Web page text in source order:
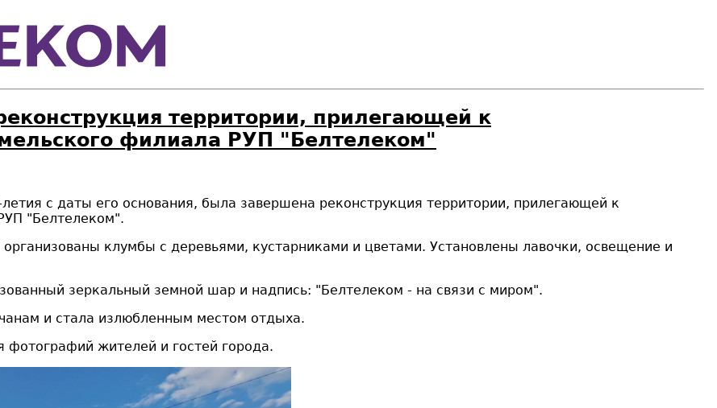
территории, прилегающей к
филиала РУП "Белтелеком"
с даты его основания, была завершена реконструкция территории, прилегающей к
"Белтелеком".
клумбы с деревьями, кустарниками и цветами. Установлены лавочки, освещение и
зеркальный земной шар и надпись: "Белтелеком - на связи с миром".
и стала излюбленным местом отдыха.
жителей и гостей города.